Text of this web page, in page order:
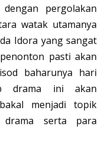
pergolakan
watak utamanya
Idora yang sangat
pasti akan
baharunya hari
drama ini akan
menjadi topik
drama serta para